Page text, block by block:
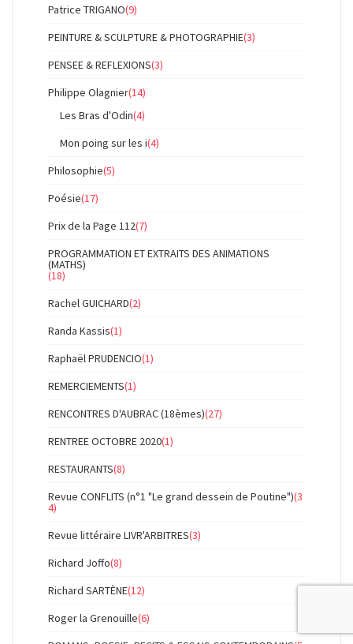
Patrice TRIGANO(9)
PEINTURE & SCULPTURE & PHOTOGRAPHIE(3)
PENSEE & REFLEXIONS(3)
Philippe Olagnier(14)
Les Bras d'Odin(4)
Mon poing sur les i(4)
Philosophie(5)
Poésie(17)
Prix de la Page 112(7)
PROGRAMMATION ET EXTRAITS DES ANIMATIONS
(MATHS)
(18)
Rachel GUICHARD(2)
Randa Kassis(1)
Raphaël PRUDENCIO(1)
REMERCIEMENTS(1)
RENCONTRES D'AUBRAC (18èmes)(27)
RENTREE OCTOBRE 2020(1)
RESTAURANTS(8)
Revue CONFLITS (n°1 "Le grand dessein de Poutine")(3
4)
Revue littéraire LIVR'ARBITRES(3)
Richard Joffo(8)
Richard SARTÈNE(12)
Roger la Grenouille(6)